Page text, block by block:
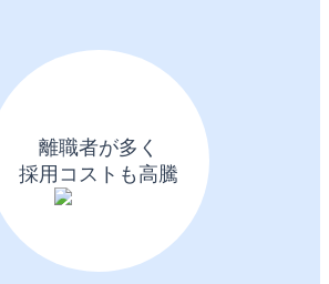
離職者が多く
採用コストも高騰